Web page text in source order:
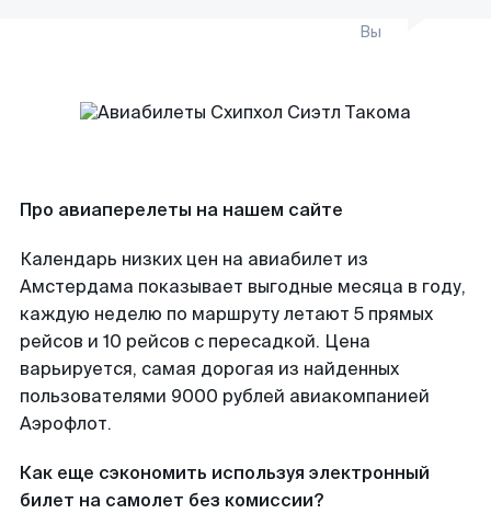
Вы
Про авиаперелеты на нашем сайте
Календарь низких цен на авиабилет из
Амстердама показывает выгодные месяца в году,
каждую неделю по маршруту летают 5 прямых
рейсов и 10 рейсов с пересадкой. Цена
варьируется, самая дорогая из найденных
пользователями 9000 рублей авиакомпанией
Аэрофлот.
Как еще сэкономить используя электронный
билет на самолет без комиссии?